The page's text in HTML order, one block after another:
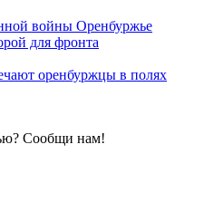
войны Оренбуржье
для фронта
оренбуржцы в полях
Сообщи нам!